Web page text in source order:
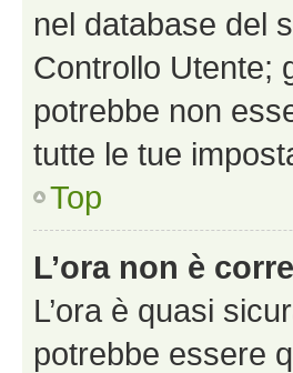
nel database del
Controllo Utente;
potrebbe non
tutte le tue
Top
L’ora non è
L’ora è quasi
potrebbe essere